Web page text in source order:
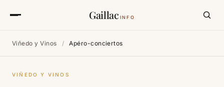
Gaillac INFO
Viñedo y Vinos / Apéro-conciertos
VIÑEDO Y VINOS